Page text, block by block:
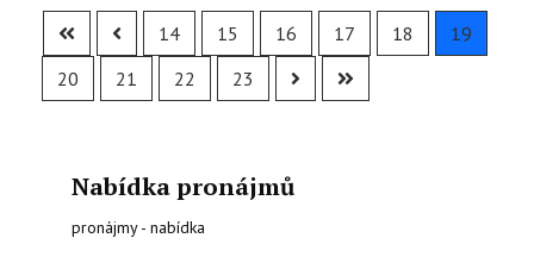
14 15 16 17 18
19
20
21 22 23
Nabídka pronájmů
pronájmy - nabídka